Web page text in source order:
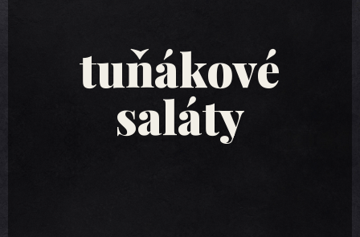
tuňákové
saláty